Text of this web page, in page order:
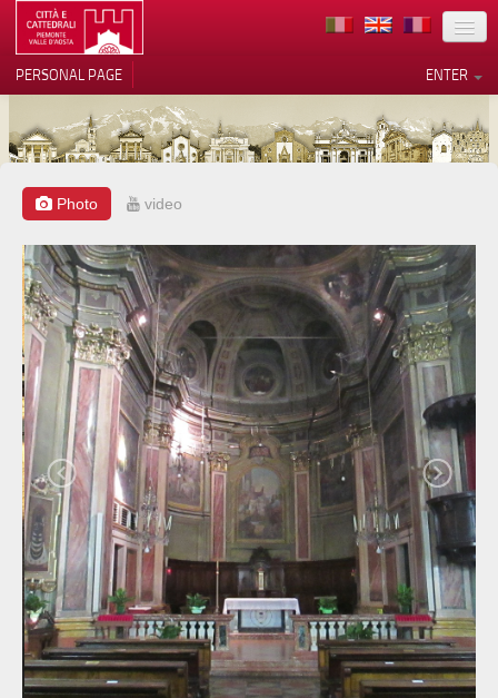
LOCATION
ARCHITECTURE
MUSEUMS
ITINERARIES
EVENTS
HOST
VOLUNTEERS
CONTACTS
PRESS
ENTER
PERSONAL PAGE
Photo video
Notice at collection
Your Privacy Choices